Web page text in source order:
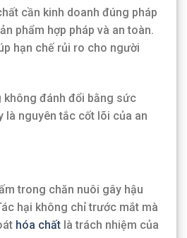
cần kinh doanh đúng pháp
phẩm hợp pháp và an toàn.
hạn chế rủi ro cho người
không đánh đổi bằng sức
là nguyên tắc cốt lõi của an
trong chăn nuôi gây hậu
hại không chỉ trước mắt mà
hóa chất là trách nhiệm của